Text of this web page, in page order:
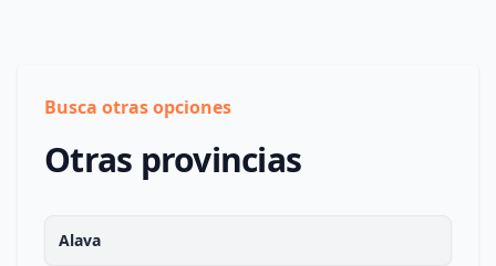
Busca otras opciones
Otras provincias
Alava